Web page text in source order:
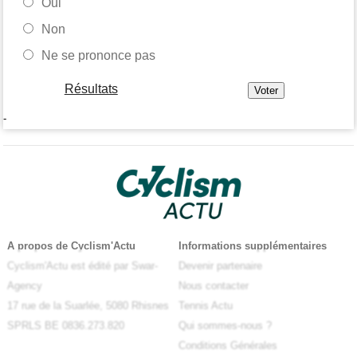
Oui
Non
Ne se prononce pas
Résultats
-
A propos de Cyclism'Actu
Cyclism'Actu est édité par Swar-
Agency
17 rue de la Suarlée, 5080 Rhisnes
SPRLS BE 0836.273.820
Informations supplémentaires
Devenir partenaire
Nous contacter
Tennis Actu
Qui sommes-nous ?
Conditions Générales